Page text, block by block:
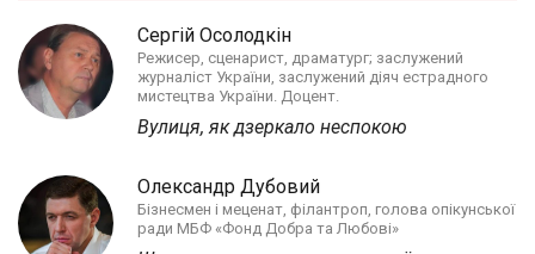
Сергій Осолодкін
Режисер, сценарист, драматург; заслужений
журналіст України, заслужений діяч естрадного
мистецтва України. Доцент.
Вулиця, як дзеркало неспокою
Олександр Дубовий
Бізнесмен і меценат, філантроп, голова опікунської
ради МБФ «Фонд Добра та Любові»